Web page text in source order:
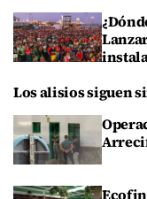
Los alisios siguen